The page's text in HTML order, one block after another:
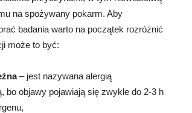
na spożywany pokarm. Aby
badania warto na początek rozróżnić
może to być:
– jest nazywana alergią
bo objawy pojawiają się zwykle do 2-3 h